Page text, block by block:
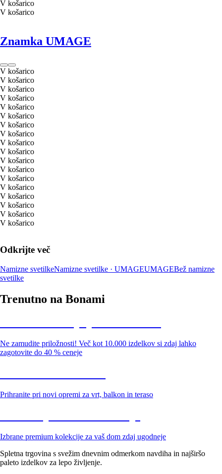
V košarico
V košarico
Znamka UMAGE
V košarico
V košarico
V košarico
V košarico
V košarico
V košarico
V košarico
V košarico
V košarico
V košarico
V košarico
V košarico
V košarico
V košarico
V košarico
V košarico
V košarico
V košarico
Odkrijte več
Namizne svetilkeNamizne svetilke · UMAGEUMAGEBež namizne
svetilke
Trenutno na Bonami
Ne zamudite priložnosti! Več kot 10.000 izdelkov si zdaj lahko
zagotovite do 40 % ceneje
Prihranite pri novi opremi za vrt, balkon in teraso
Izbrane premium kolekcije za vaš dom zdaj ugodneje
Spletna trgovina s svežim dnevnim odmerkom navdiha in najširšo
paleto izdelkov za lepo življenje.